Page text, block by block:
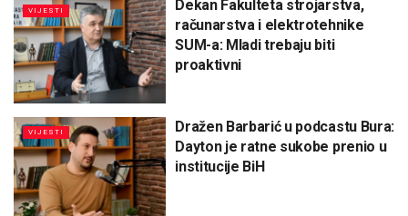
VIJESTI
Dekan Fakulteta strojarstva,
računarstva i elektrotehnike
SUM-a: Mladi trebaju biti
proaktivni
VIJESTI
Dražen Barbarić u podcastu Bura:
Dayton je ratne sukobe prenio u
institucije BiH